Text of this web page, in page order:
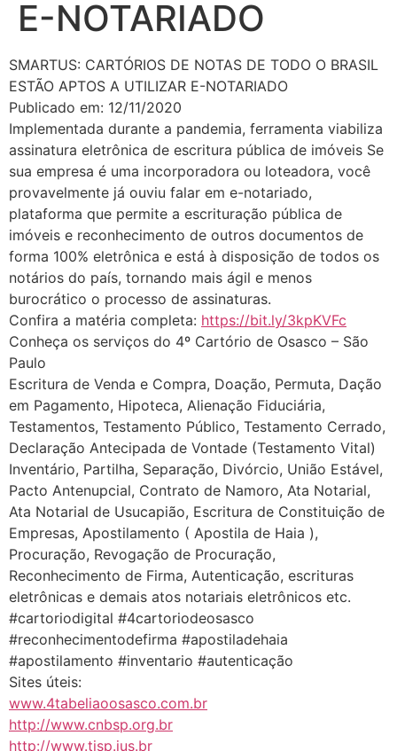
E-NOTARIADO
SMARTUS: CARTÓRIOS DE NOTAS DE TODO O BRASIL
ESTÃO APTOS A UTILIZAR E-NOTARIADO
Publicado em: 12/11/2020
Implementada durante a pandemia, ferramenta viabiliza
assinatura eletrônica de escritura pública de imóveis Se
sua empresa é uma incorporadora ou loteadora, você
provavelmente já ouviu falar em e-notariado,
plataforma que permite a escrituração pública de
imóveis e reconhecimento de outros documentos de
forma 100% eletrônica e está à disposição de todos os
notários do país, tornando mais ágil e menos
burocrático o processo de assinaturas.
Confira a matéria completa: https://bit.ly/3kpKVFc
Conheça os serviços do 4º Cartório de Osasco – São
Paulo
Escritura de Venda e Compra, Doação, Permuta, Dação
em Pagamento, Hipoteca, Alienação Fiduciária,
Testamentos, Testamento Público, Testamento Cerrado,
Declaração Antecipada de Vontade (Testamento Vital)
Inventário, Partilha, Separação, Divórcio, União Estável,
Pacto Antenupcial, Contrato de Namoro, Ata Notarial,
Ata Notarial de Usucapião, Escritura de Constituição de
Empresas, Apostilamento ( Apostila de Haia ),
Procuração, Revogação de Procuração,
Reconhecimento de Firma, Autenticação, escrituras
eletrônicas e demais atos notariais eletrônicos etc.
#cartoriodigital #4cartoriodeosasco
#reconhecimentodefirma #apostiladehaia
#apostilamento #inventario #autenticação
Sites úteis:
www.4tabeliaoosasco.com.br
http://www.cnbsp.org.br
http://www.tjsp.jus.br